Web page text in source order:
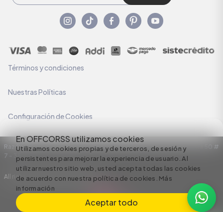
En OFFCORSS utilizamos cookies
Utilizamos cookies propias y de terceros, de sesión y
persistentes para mejorar la experiencia de usuario. Al
utilizar nuestro sitio web, usted acepta todas las cookies
de acuerdo con nuestra política de cookies. Más
información
Aceptar todo
Términos y condiciones
Nuestras Políticas
Configuración de Cookies
Razón Social: C.I HERMECO S.A. NIT: 890924167-6 Dirección: Carrera 50 #
7 – 35
All rights reserved empowered by